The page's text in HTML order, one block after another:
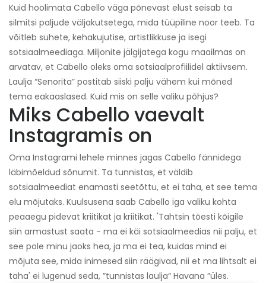
Kuid hoolimata Cabello väga põnevast elust seisab ta
silmitsi paljude väljakutsetega, mida tüüpiline noor teeb. Ta
võitleb suhete, kehakujutise, artistlikkuse ja isegi
sotsiaalmeediaga. Miljonite jälgijatega kogu maailmas on
arvatav, et Cabello oleks oma sotsiaalprofiilidel aktiivsem.
Laulja “Senorita” postitab siiski palju vähem kui mõned
tema eakaaslased. Kuid mis on selle valiku põhjus?
Miks Cabello vaevalt
Instagramis on
Oma Instagrami lehele minnes jagas Cabello fännidega
läbimõeldud sõnumit. Ta tunnistas, et väldib
sotsiaalmeediat enamasti seetõttu, et ei taha, et see tema
elu mõjutaks. Kuulsusena saab Cabello iga valiku kohta
peaaegu pidevat kriitikat ja kriitikat. 'Tahtsin tõesti kõigile
siin armastust saata - ma ei käi sotsiaalmeedias nii palju, et
see pole minu jaoks hea, ja ma ei tea, kuidas mind ei
mõjuta see, mida inimesed siin räägivad, nii et ma lihtsalt ei
taha' ei lugenud seda, ”tunnistas laulja“ Havana ”üles.